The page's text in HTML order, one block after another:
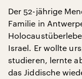
Der 52-jährige
Familie in
Israel. Er wollte
studieren, lernte
das Jiddische